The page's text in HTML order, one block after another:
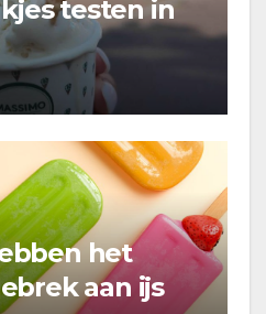
testen in
het
aan ijs